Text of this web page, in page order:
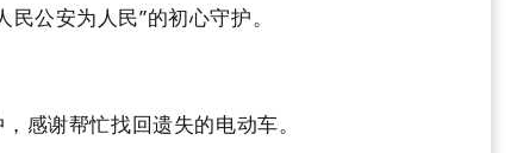
公安为人民”的初心守护。
感谢帮忙找回遗失的电动车。